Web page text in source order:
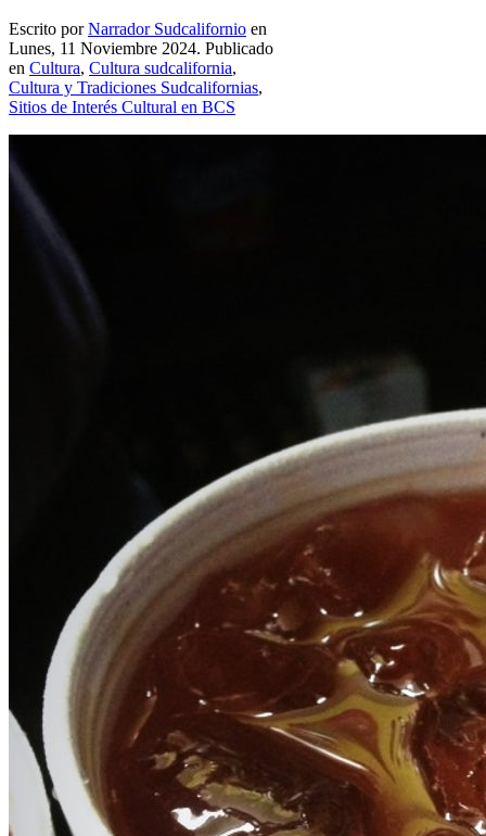
Escrito porNarrador Sudcalifornio en
Lunes, 11 Noviembre 2024. Publicado
en Cultura, Cultura sudcalifornia,
Cultura y Tradiciones Sudcalifornias,
Sitios de Interés Cultural en BCS